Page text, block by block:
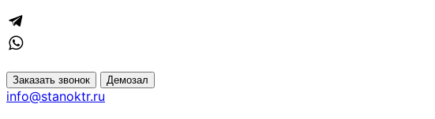
Заказать звонок Демозал
info@stanoktr.ru